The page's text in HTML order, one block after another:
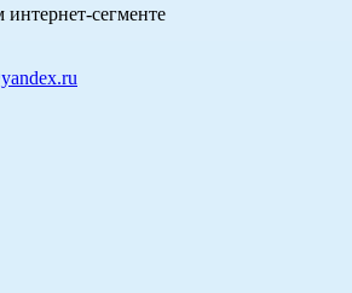
сегменте